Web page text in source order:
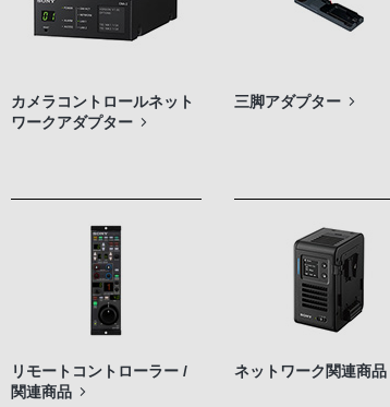
カメラコントロールネット
ワークアダプター
三脚アダプター
リモートコントローラー /
関連商品
ネットワーク関連商品